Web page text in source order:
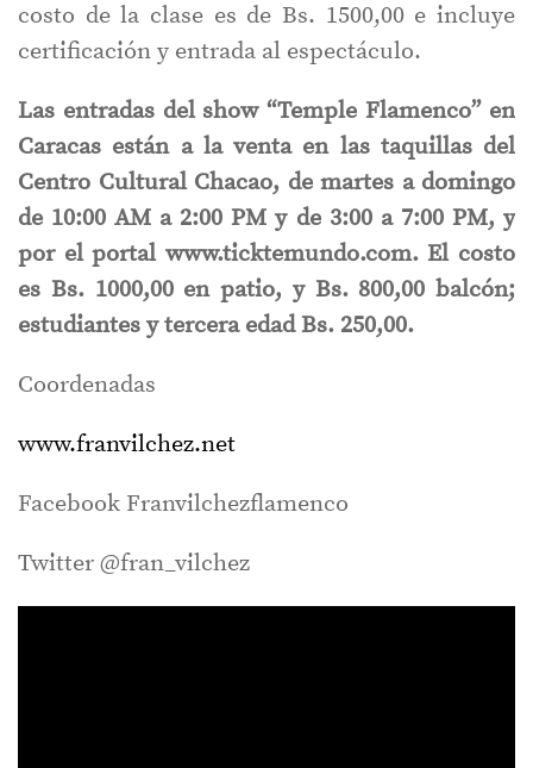
costo de la clase es de Bs. 1500,00 e incluye
certificación y entrada al espectáculo.
Las entradas del show “Temple Flamenco” en
Caracas están a la venta en las taquillas del
Centro Cultural Chacao, de martes a domingo
de 10:00 AM a 2:00 PM y de 3:00 a 7:00 PM, y
por el portal www.ticktemundo.com. El costo
es Bs. 1000,00 en patio, y Bs. 800,00 balcón;
estudiantes y tercera edad Bs. 250,00.
Coordenadas
www.franvilchez.net
Facebook Franvilchezflamenco
Twitter @fran_vilchez